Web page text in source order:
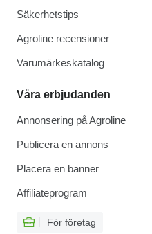
Säkerhetstips
Agroline recensioner
Varumärkeskatalog
Våra erbjudanden
Annonsering på Agroline
Publicera en annons
Placera en banner
Affiliateprogram
För företag